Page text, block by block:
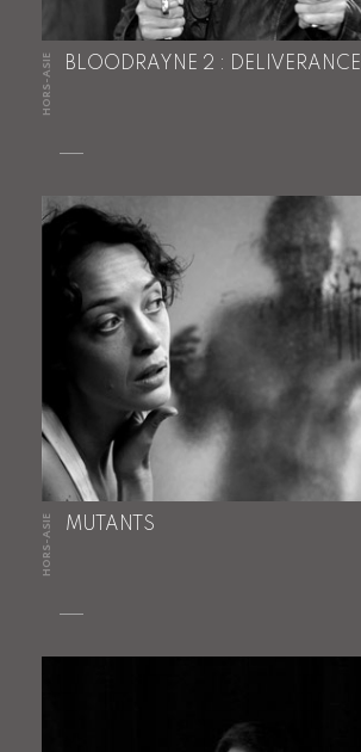
HORS-ASIE BLOODRAYNE 2 : DELIVERANCE
HORS-ASIE MUTANTS